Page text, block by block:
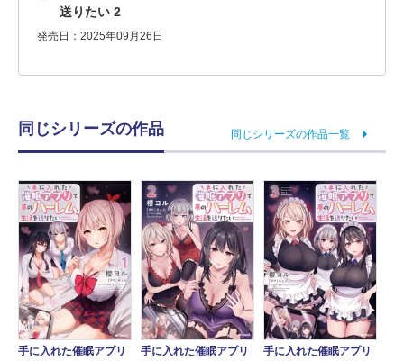
送りたい 2
発売日：2025年09月26日
同じシリーズの作品 同じシリーズの作品一覧
手に入れた催眠アプリ
手に入れた催眠アプリ
手に入れた催眠アプリ